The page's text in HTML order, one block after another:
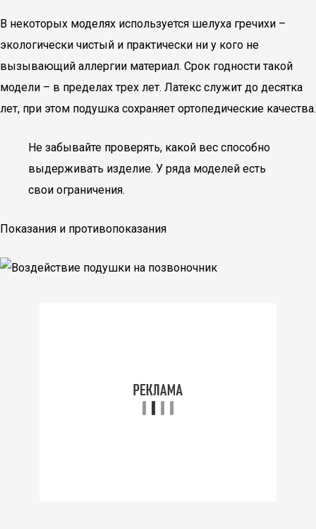
В некоторых моделях используется шелуха гречихи –
экологически чистый и практически ни у кого не
вызывающий аллергии материал. Срок годности такой
модели – в пределах трех лет. Латекс служит до десятка
лет, при этом подушка сохраняет ортопедические качества.
Не забывайте проверять, какой вес способно
выдерживать изделие. У ряда моделей есть
свои ограничения.
Показания и противопоказания